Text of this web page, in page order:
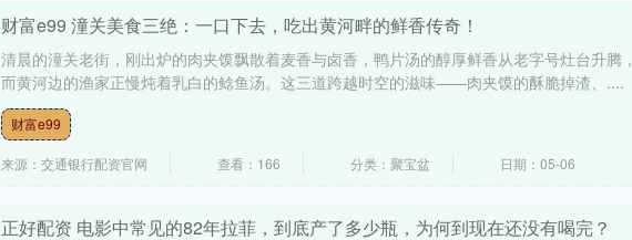
财富e99 潼关美食三绝：一口下去，吃出黄河畔的鲜香传奇！
清晨的潼关老街，刚出炉的肉夹馍飘散着麦香与卤香，鸭片汤的醇厚鲜香从老字号灶台升腾，
而黄河边的渔家正慢炖着乳白的鲶鱼汤。这三道跨越时空的滋味——肉夹馍的酥脆掉渣、....
财富e99
来源：交通银行配资官网 查看：166 分类：聚宝盆 日期：05-06
正好配资 电影中常见的82年拉菲，到底产了多少瓶，为何到现在还没有喝完？